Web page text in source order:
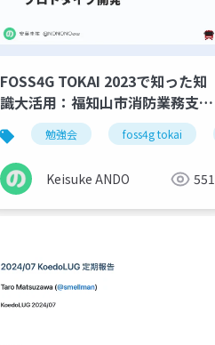
gis mapbox isochrone
FOSS4G TOKAI 2023で知った知
識大活用：福知山市消防業務支援
ツールのプロトタイプ開発
勉強会 foss4g tokai
Keisuke ANDO 551